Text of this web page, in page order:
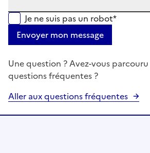
Je ne suis pas un robot*
Envoyer mon message
Une question ? Avez-vous
questions fréquentes ?
Aller aux questions fréquentes